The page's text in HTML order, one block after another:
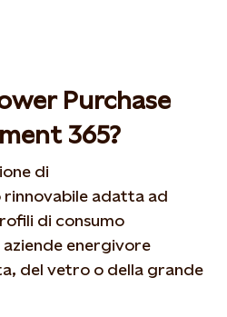
Purchase
365?
di
adatta ad
di consumo
energivore
del vetro o della grande